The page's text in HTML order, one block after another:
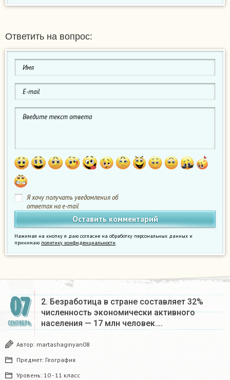
Ответить на вопрос:
Я хочу получать уведомления об
ответах на e-mail
Нажимая на кнопку я даю согласие на обработку персональных данных и
принимаю политику конфиденциальности.
07
СЕНТЯБРЬ
2. Безработица в стране составляет 32%
численность экономически активного
населения — 17 млн человек….
Автор: martashaginyan08
Предмет: География
Уровень: 10 - 11 класс